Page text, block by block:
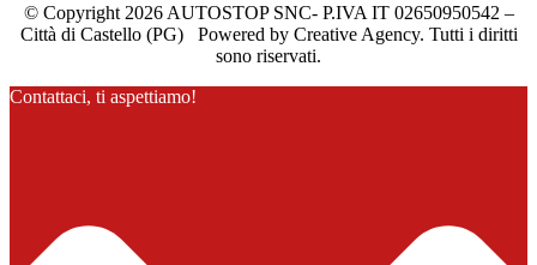
© Copyright 2026 AUTOSTOP SNC- P.IVA IT 02650950542 –
Città di Castello (PG) Powered by Creative Agency. Tutti i diritti
sono riservati.
Contattaci, ti aspettiamo!